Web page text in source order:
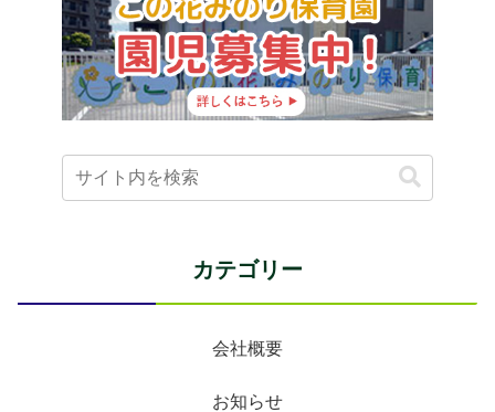
カテゴリー
会社概要
お知らせ